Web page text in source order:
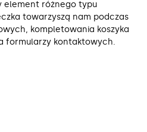
element różnego typu
towarzyszą nam podczas
kompletowania koszyka
formularzy kontaktowych.